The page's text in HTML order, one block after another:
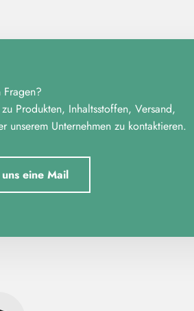
Produkten, Inhaltsstoffen, Versand,
unserem Unternehmen zu kontaktieren.
eine Mail